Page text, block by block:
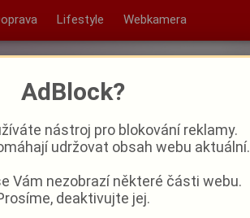
Lifestyle Webkamera
AdBlock?
nástroj pro blokování reklamy.
udržovat obsah webu aktuální.
Vám nezobrazí některé části webu.
deaktivujte jej.